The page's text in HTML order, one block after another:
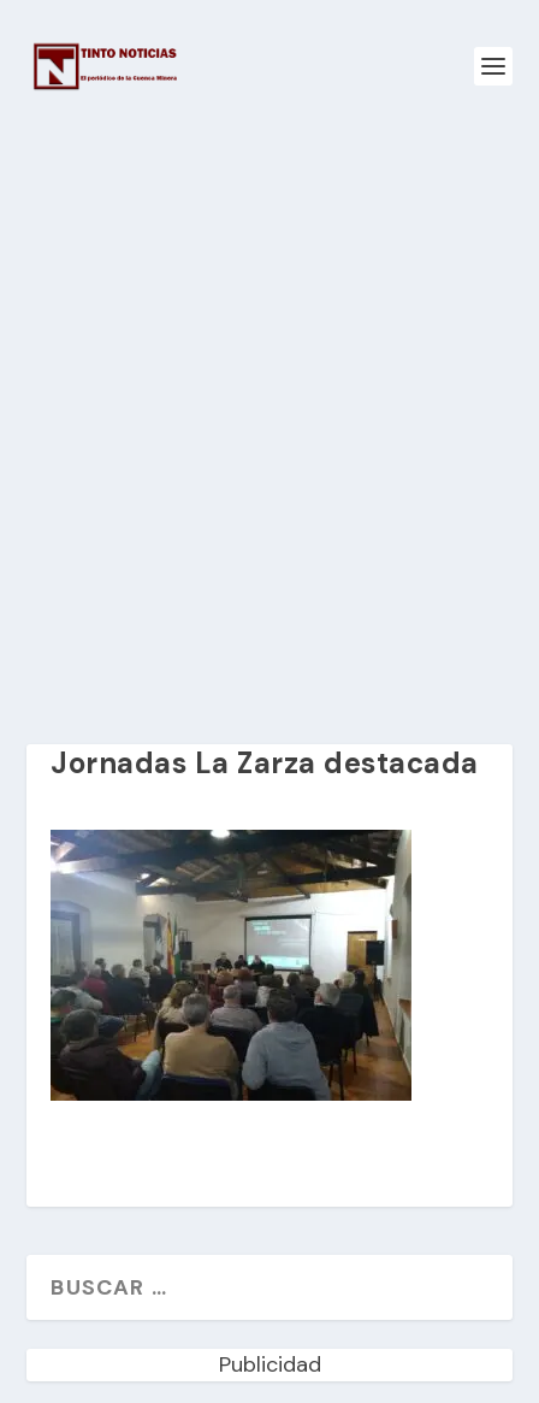
Jornadas La Zarza destacada
Publicidad